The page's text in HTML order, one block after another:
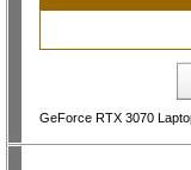
GeForce RTX 3070